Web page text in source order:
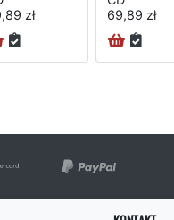
zł
69,89 zł